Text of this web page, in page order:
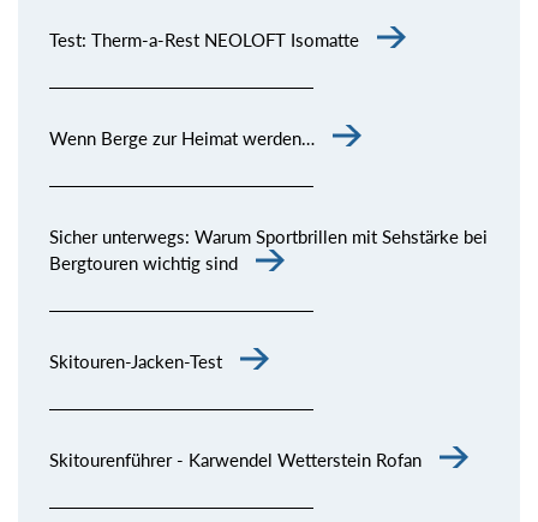
Test: Therm-a-Rest NEOLOFT Isomatte
Wenn Berge zur Heimat werden…
Sicher unterwegs: Warum Sportbrillen mit Sehstärke bei
Bergtouren wichtig sind
Skitouren-Jacken-Test
Skitourenführer - Karwendel Wetterstein Rofan